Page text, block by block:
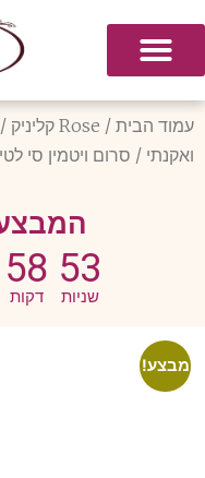
עמוד הבית / Rose קליניק /
ואקנתי / סרום ויטמין סי
58
דקות
53
שניות
מבצע!